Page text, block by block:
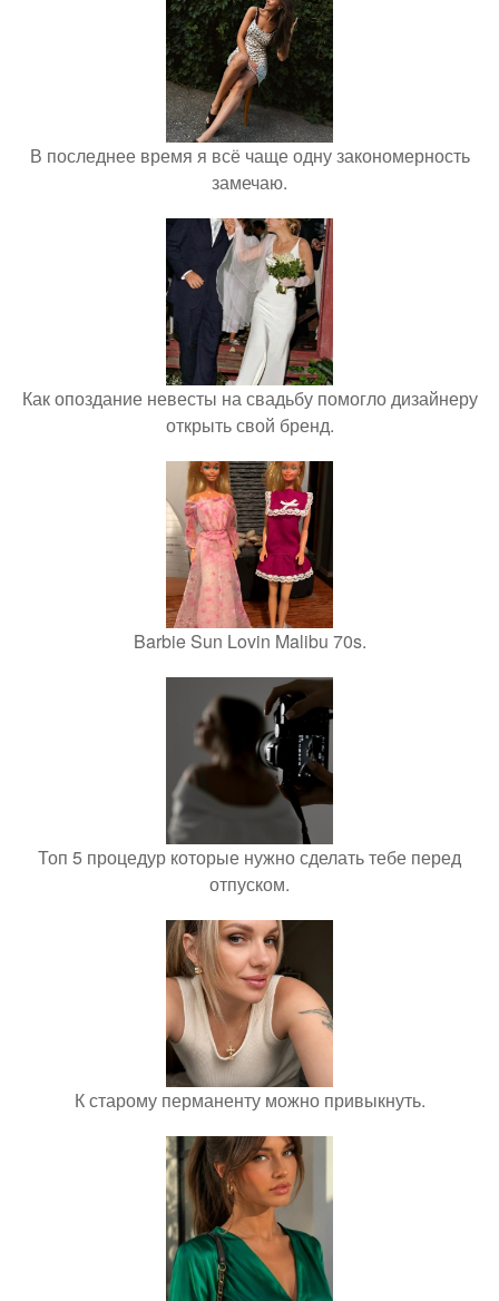
В последнее время я всё чаще одну закономерность
замечаю.
Как опоздание невесты на свадьбу помогло дизайнеру
открыть свой бренд.
Barbie Sun Lovin Malibu 70s.
Топ 5 процедур которые нужно сделать тебе перед
отпуском.
К старому перманенту можно привыкнуть.